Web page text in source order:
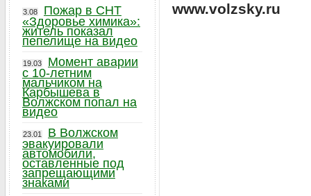
www.volzsky.ru
3.08
Пожар в СНТ
«Здоровье химика»:
житель показал
пепелище на видео
19.03
Момент аварии
с 10-летним
мальчиком на
Карбышева в
Волжском попал на
видео
23.01
В Волжском
эвакуировали
автомобили,
оставленные под
запрещающими
знаками